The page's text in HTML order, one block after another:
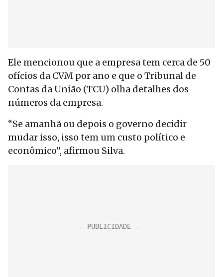
Ele mencionou que a empresa tem cerca de 50
ofícios da CVM por ano e que o Tribunal de
Contas da União (TCU) olha detalhes dos
números da empresa.
“Se amanhã ou depois o governo decidir
mudar isso, isso tem um custo político e
econômico”, afirmou Silva.